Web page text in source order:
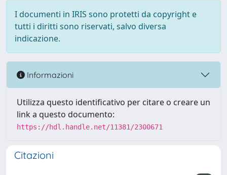
I documenti in IRIS sono protetti da copyright e
tutti i diritti sono riservati, salvo diversa
indicazione.
Informazioni
Utilizza questo identificativo per citare o creare un
link a questo documento:
https://hdl.handle.net/11381/2300671
Citazioni